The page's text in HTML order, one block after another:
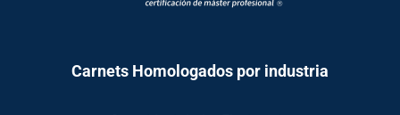
Carnets Homologados por industria